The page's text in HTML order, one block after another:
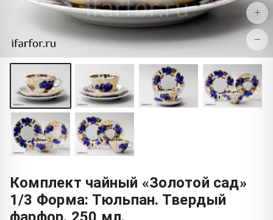
+
−
Комплект чайный «Золотой сад»
1/3 Форма: Тюльпан. Твердый